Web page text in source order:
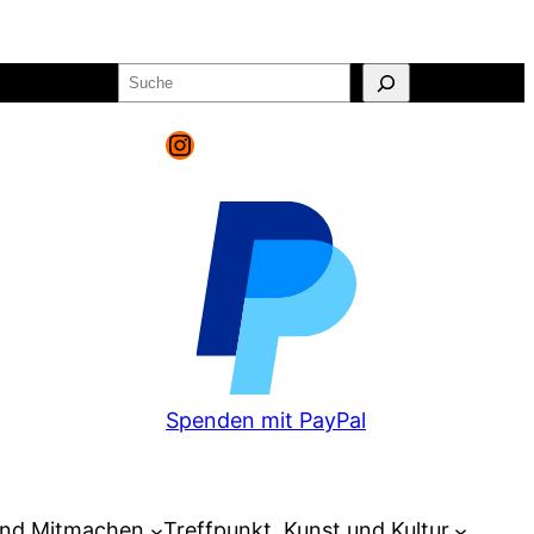
Suchen
Instagram
Spenden mit PayPal